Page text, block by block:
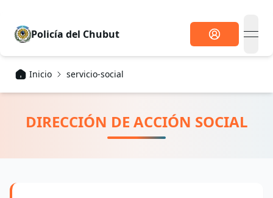
Policía del Chubut
Inicio servicio-social
DIRECCIÓN DE ACCIÓN SOCIAL